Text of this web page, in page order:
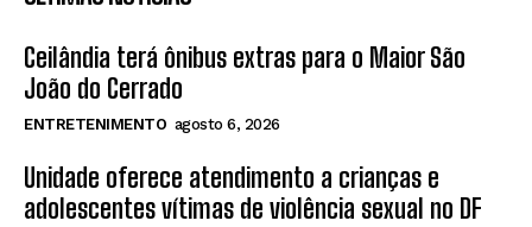
Ceilândia terá ônibus extras para o Maior São
João do Cerrado
ENTRETENIMENTO agosto 6, 2026
Unidade oferece atendimento a crianças e
adolescentes vítimas de violência sexual no DF